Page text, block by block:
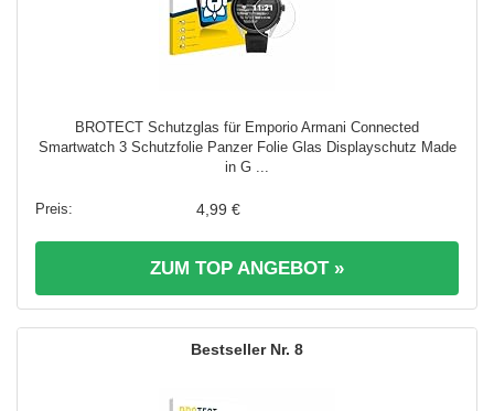
BROTECT Schutzglas für Emporio Armani Connected
Smartwatch 3 Schutzfolie Panzer Folie Glas Displayschutz Made
in G ...
4,99 €
ZUM TOP ANGEBOT »
8